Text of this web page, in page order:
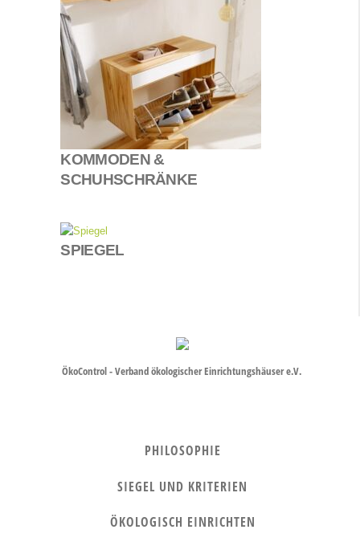
KOMMODEN &
SCHUHSCHRÄNKE
SPIEGEL
ÖkoControl - Verband ökologischer Einrichtungshäuser e.V.
PHILOSOPHIE
SIEGEL UND KRITERIEN
ÖKOLOGISCH EINRICHTEN